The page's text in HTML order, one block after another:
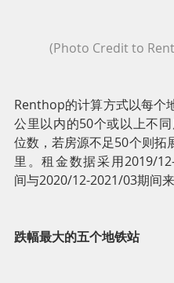
(Photo Credit to
Renthop的计算方式以每个
公里以内的50个或以上不
位数，若房源不足50个则拓
里。租金数据采用2019/
间与2020/12-2021/03期间来
跌幅最大的五个地铁站